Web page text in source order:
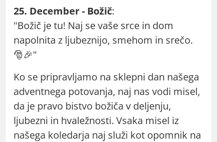
25. December - Božič:
"Božič je tu! Naj se vaše srce in dom
napolnita z ljubeznijo, smehom in srečo.
🎅🎉"
Ko se pripravljamo na sklepni dan našega
adventnega potovanja, naj nas vodi misel,
da je pravo bistvo božiča v deljenju,
ljubezni in hvaležnosti. Vsaka misel iz
našega koledarja naj služi kot opomnik na